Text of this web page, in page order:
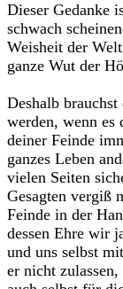
Dieser Gedanke
schwach
Weisheit der
ganze Wut der
Deshalb
werden, wenn es
deiner Feinde
ganzes Leben
vielen Seiten
Gesagten vergiß
Feinde in der
dessen Ehre wir
und uns selbst
er nicht